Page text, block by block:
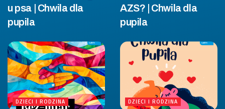
u psa | Chwila dla
pupila
AZS? | Chwila dla
pupila
DZIECI I RODZINA DZIECI I RODZINA